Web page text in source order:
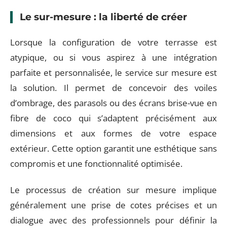
Le sur-mesure : la liberté de créer
Lorsque la configuration de votre terrasse est
atypique, ou si vous aspirez à une intégration
parfaite et personnalisée, le service sur mesure est
la solution. Il permet de concevoir des voiles
d’ombrage, des parasols ou des écrans brise-vue en
fibre de coco qui s’adaptent précisément aux
dimensions et aux formes de votre espace
extérieur. Cette option garantit une esthétique sans
compromis et une fonctionnalité optimisée.
Le processus de création sur mesure implique
généralement une prise de cotes précises et un
dialogue avec des professionnels pour définir la